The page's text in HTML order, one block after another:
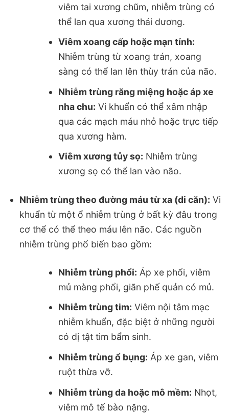
viêm tai xương chũm, nhiễm trùng có
thể lan qua xương thái dương.
Viêm xoang cấp hoặc mạn tính:
Nhiễm trùng từ xoang trán, xoang
sàng có thể lan lên thùy trán của não.
Nhiễm trùng răng miệng hoặc áp xe
nha chu: Vi khuẩn có thể xâm nhập
qua các mạch máu nhỏ hoặc trực tiếp
qua xương hàm.
Viêm xương tủy sọ: Nhiễm trùng
xương sọ có thể lan vào não.
Nhiễm trùng theo đường máu từ xa (di căn): Vi
khuẩn từ một ổ nhiễm trùng ở bất kỳ đâu trong
cơ thể có thể theo máu lên não. Các nguồn
nhiễm trùng phổ biến bao gồm:
Nhiễm trùng phổi: Áp xe phổi, viêm
mủ màng phổi, giãn phế quản có mủ.
Nhiễm trùng tim: Viêm nội tâm mạc
nhiễm khuẩn, đặc biệt ở những người
có dị tật tim bẩm sinh.
Nhiễm trùng ổ bụng: Áp xe gan, viêm
ruột thừa vỡ.
Nhiễm trùng da hoặc mô mềm: Nhọt,
viêm mô tế bào nặng.